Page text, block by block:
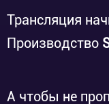
Трансляция
Производство
А чтобы не